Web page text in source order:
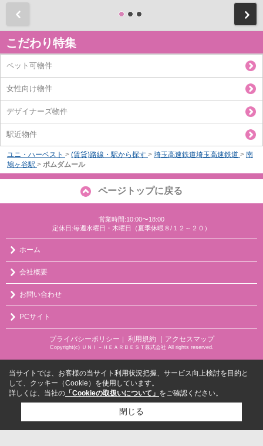
こだわり特集
ペット可物件
女性向け物件
デザイナーズ物件
駅近物件
ユニ・ハーベスト > (賃貸)路線・駅から探す > 埼玉高速鉄道埼玉高速鉄道 > 南
鳩ヶ谷駅 > ポムダムール
ページトップに戻る
営業時間:10:00〜18:00
定休日:毎週水曜日・木曜日（夏季休暇８/１２～２０）
ホーム
会社概要
お問い合わせ
PCサイト
プライバシーポリシー 利用規約 ｜アクセスマップ
Copyright(c) ＵＮＩ－ＨＥＡＲＢＥＳＴ株式会社 All rights reserved.
当サイトでは、お客様の当サイト利用状況把握、サービス向上検討を目的と
して、クッキー（Cookie）を使用しています。
詳しくは、当社の 「Cookieの取扱いについて」 をご確認ください。
閉じる